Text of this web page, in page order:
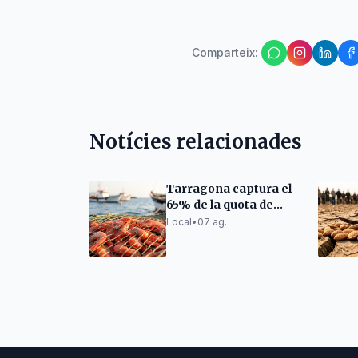
Comparteix:
Notícies relacionades
Tarragona captura el
65% de la quota de
gamba roja de la UE
Local• 07 ag.